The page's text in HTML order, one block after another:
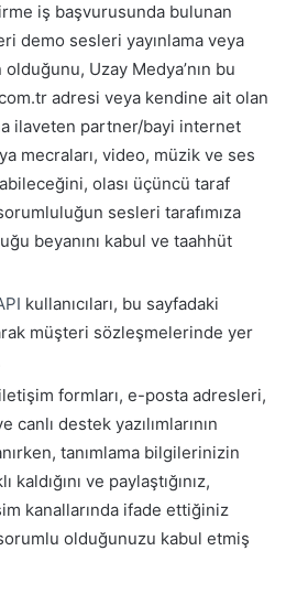
iş başvurusunda bulunan
demo sesleri yayınlama veya
Uzay Medya’nın bu
adresi veya kendine ait olan
ilaveten partner/bayi internet
mecraları, video, müzik ve ses
olası üçüncü taraf
sesleri tarafımıza
beyanını kabul ve taahhüt
kullanıcıları, bu sayfadaki
müşteri sözleşmelerinde yer
formları, e-posta adresleri,
canlı destek yazılımlarının
tanımlama bilgilerinizin
ve paylaştığınız,
kanallarında ifade ettiğiniz
olduğunuzu kabul etmiş